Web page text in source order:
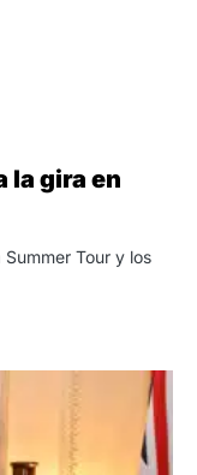
la gira en
Tour y los